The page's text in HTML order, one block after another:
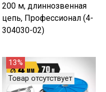
200 м, длиннозвенная
цепь, Профессионал (4-
304030-02)
13%
Товар отсутствует